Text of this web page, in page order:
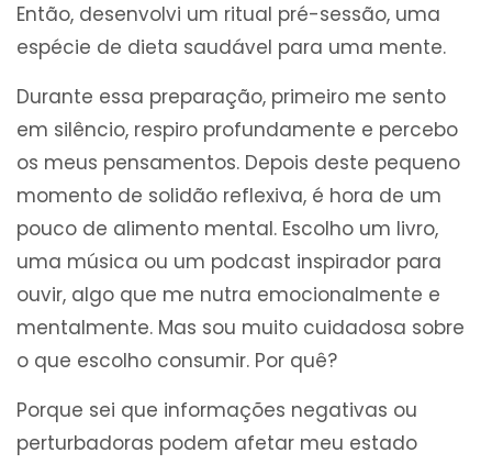
Então, desenvolvi um ritual pré-sessão, uma
espécie de dieta saudável para uma mente.
Durante essa preparação, primeiro me sento
em silêncio, respiro profundamente e percebo
os meus pensamentos. Depois deste pequeno
momento de solidão reflexiva, é hora de um
pouco de alimento mental. Escolho um livro,
uma música ou um podcast inspirador para
ouvir, algo que me nutra emocionalmente e
mentalmente. Mas sou muito cuidadosa sobre
o que escolho consumir. Por quê?
Porque sei que informações negativas ou
perturbadoras podem afetar meu estado